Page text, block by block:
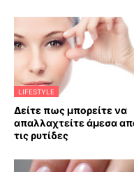
LIFESTYLE
Δείτε πως μπορείτε να
απαλλαχτείτε άμεσα
τις ρυτίδες